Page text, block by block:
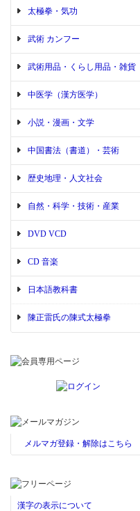
太極拳・気功
武術 カンフー
武術用品・くらし用品・雑貨
中医学（漢方医学）
小説・漫画・文学
中国書法（書道）・芸術
歴史地理・人文社会
自然・科学・技術・産業
DVD VCD
CD 音楽
日本語教科書
陳正雷氏の陳式太極拳
メルマガ登録・解除はこちら
漢字の表示について